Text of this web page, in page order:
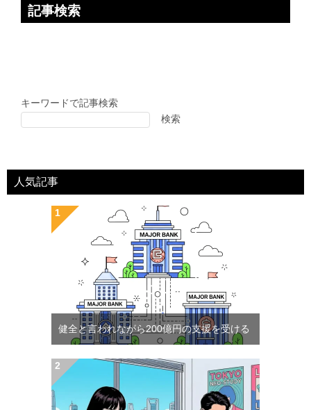
記事検索
キーワードで記事検索
検索
人気記事
健全と言われながら200億円の支援を受ける